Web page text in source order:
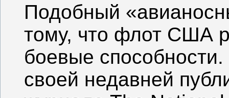
Подобный
тому, что флот США
боевые
своей недавней